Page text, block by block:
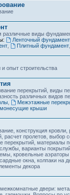
виды
Ленточный фундамент,
Плитный фундамент,
и опыт строительства
перекрытий, виды
различных видов
, Межэтажные
крыши
конструкция кровли,
расчет пролетов, выбор
перекрытий, материалы
варианты
кровельные
окна, колпаки на
декора
двери: